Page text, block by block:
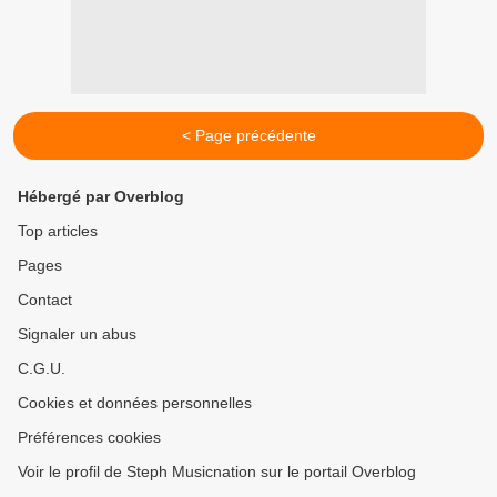
< Page précédente
Hébergé par Overblog
Top articles
Pages
Contact
Signaler un abus
C.G.U.
Cookies et données personnelles
Préférences cookies
Voir le profil de Steph Musicnation sur le portail Overblog